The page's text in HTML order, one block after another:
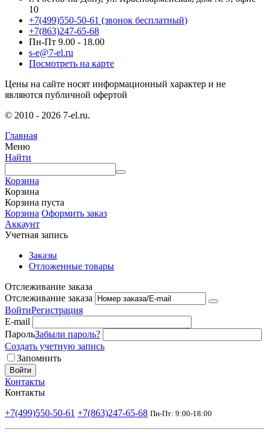
10
+7(499)550-50-61 (звонок бесплатный)
+7(863)247-65-68
Пн-Пт 9.00 - 18.00
s-e@7-el.ru
Посмотреть на карте
Цены на сайте носят информационный характер и не
являются публичной офертой
© 2010 - 2026 7-el.ru.
Главная
Меню
Найти
Корзина
Корзина
Корзина пуста
Корзина Оформить заказ
Аккаунт
Учетная запись
Заказы
Отложенные товары
Отслеживание заказа
Отслеживание заказа
ВойтиРегистрация
E-mail
ПарольЗабыли пароль?
Создать учетную запись
Запомнить
Войти
Контакты
Контакты
+7(499)550-50-61 +7(863)247-65-68 Пн-Пт: 9:00-18:00